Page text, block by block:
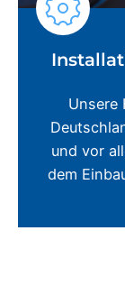
Unsere
und vor
dem